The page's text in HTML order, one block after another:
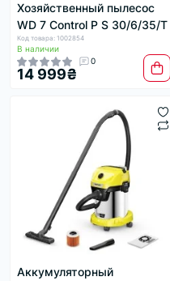
Хозяйственный пылесос
WD 7 Control P S 30/6/35/T
Код товара: 1002854
В наличии
0
14 999₴
Аккумуляторный